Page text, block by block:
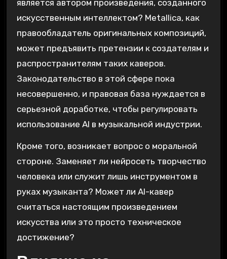
является автором произведения‚ созданного
искусственным интеллектом? Metallica‚ как
правообладатель оригинальных композиций‚
может предъявить претензии к создателям и
распространителям таких каверов.
Законодательство в этой сфере пока
несовершенно‚ и правовая база нуждается в
серьезной доработке‚ чтобы регулировать
использование AI в музыкальной индустрии.
Кроме того‚ возникает вопрос о моральной
стороне. Заменяет ли нейросеть творчество
человека или служит лишь инструментом в
руках музыканта? Может ли AI-кавер
считаться настоящим произведением
искусства или это просто техническое
достижение?